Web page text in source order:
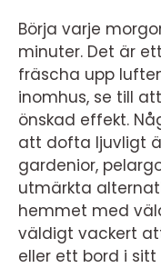
Börja varje
minuter. Det är
fräscha upp
inomhus, se till
önskad effekt.
att dofta ljuvligt
gardenior,
utmärkta
hemmet med
väldigt vackert
eller ett bord i sitt